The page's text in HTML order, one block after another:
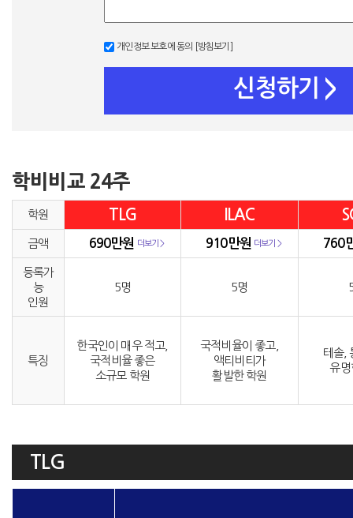
개인정보 보호에 동의 [방침보기]
신청하기 >
학비비교 24주
학원 TLG ILAC
금액 690만원 더보기 > 910만원 더보기 > 760
등록가
능
인원
5명 5명
특징
한국인이 매우 적고,
국적비율 좋은
소규모 학원
국적비율이 좋고,
액티비티가
활발한 학원
테솔,
유명
TLG